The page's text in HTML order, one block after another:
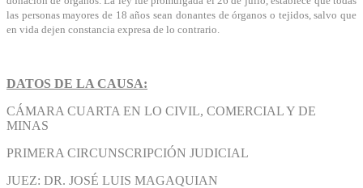
las personas mayores de 18 años sean donantes de órganos o tejidos, salvo que
en vida dejen constancia expresa de lo contrario.
DATOS DE LA CAUSA:
CÁMARA CUARTA EN LO CIVIL, COMERCIAL Y DE
MINAS
PRIMERA CIRCUNSCRIPCIÓN JUDICIAL
JUEZ: DR. JOSÉ LUIS MAGAQUIAN